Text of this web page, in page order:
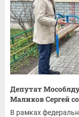
Депутат
Маликов Сергей
В рамках